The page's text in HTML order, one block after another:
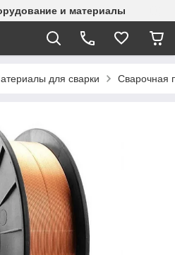
и материалы
для сварки Сварочная